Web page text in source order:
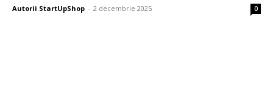
Autorii StartUpShop - 2 decembrie 2025 0